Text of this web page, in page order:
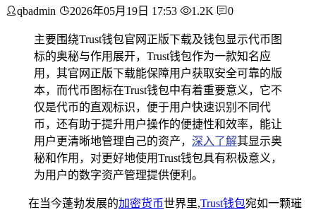
qbadmin 2026年05月19日 17:53 1.2K 0
主要围绕Trust钱包官网正版下载及钱包显示代币图
标的奥秘与作用展开，Trust钱包作为一款知名应
用，其官网正版下载能保障用户获取安全可靠的版
本，而代币图标在Trust钱包中有着重要意义，它不
仅是代币的直观标识，便于用户快速识别不同代
币，还有助于提升用户操作的便捷性和效率，能让
用户更清晰地管理自己的资产， 深入了解其显示奥
秘和作用，对更好地使用Trust钱包具有积极意义，
为用户的数字资产管理提供便利。
在当今蓬勃发展的加密货币世界里,Trust钱包宛如一颗璀